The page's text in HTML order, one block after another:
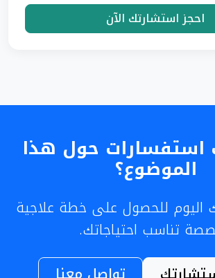
احجز استشارتك الآن
حول هذا
الموضوع؟
اليوم للحصول على خطة علاجية
تناسب احتياجاتك.